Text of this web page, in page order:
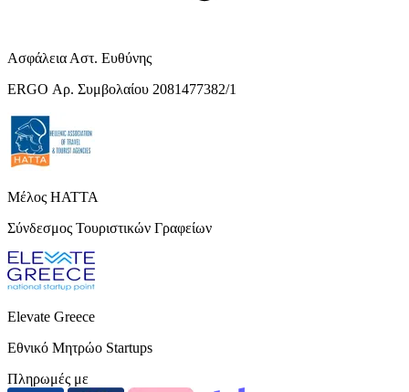
Ασφάλεια Αστ. Ευθύνης
ERGO Αρ. Συμβολαίου 2081477382/1
Μέλος HATTA
Σύνδεσμος Τουριστικών Γραφείων
Elevate Greece
Εθνικό Μητρώο Startups
Πληρωμές με